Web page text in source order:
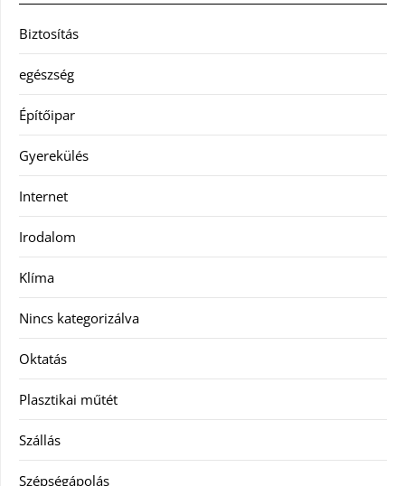
Biztosítás
egészség
Építőipar
Gyerekülés
Internet
Irodalom
Klíma
Nincs kategorizálva
Oktatás
Plasztikai műtét
Szállás
Szépségápolás